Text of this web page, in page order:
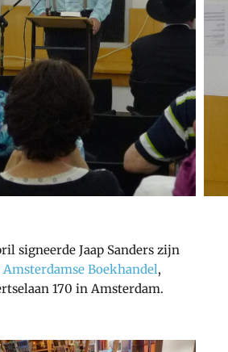
signeerde Jaap Sanders zijn
Amsterdamse Boekhandel,
170 in Amsterdam.